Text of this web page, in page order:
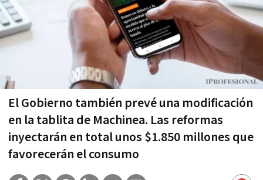
El Gobierno también prevé una modificación
en la tablita de Machinea. Las reformas
inyectarán en total unos $1.850 millones que
favorecerán el consumo